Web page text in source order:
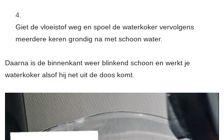
Giet de vloeistof weg en spoel de waterkoker vervolgens
meerdere keren grondig na met schoon water.
Daarna is de binnenkant weer blinkend schoon en werkt je
waterkoker alsof hij net uit de doos komt.